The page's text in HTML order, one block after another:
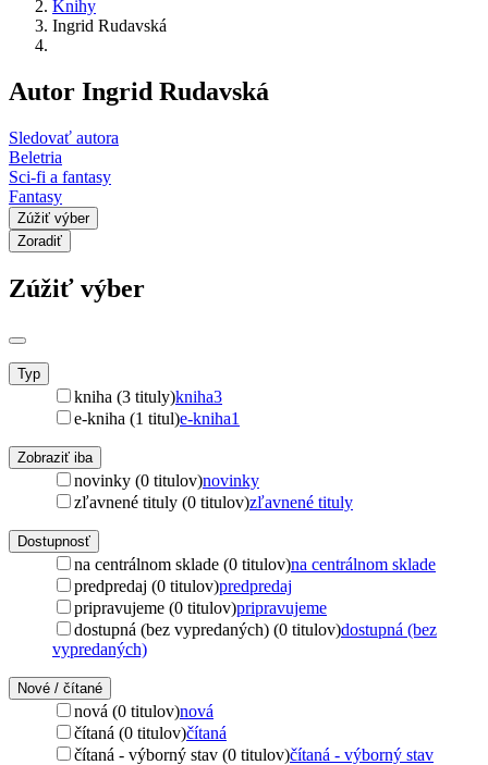
Knihy
Ingrid Rudavská
Autor Ingrid Rudavská
Sledovať autora
Beletria
Sci-fi a fantasy
Fantasy
Zúžiť výber
Zoradiť
Zúžiť výber
Typ
kniha (3 tituly)kniha3
e-kniha (1 titul)e-kniha1
Zobraziť iba
novinky (0 titulov)novinky
zľavnené tituly (0 titulov)zľavnené tituly
Dostupnosť
na centrálnom sklade (0 titulov)na centrálnom sklade
predpredaj (0 titulov)predpredaj
pripravujeme (0 titulov)pripravujeme
dostupná (bez vypredaných) (0 titulov)dostupná (bez
vypredaných)
Nové / čítané
nová (0 titulov)nová
čítaná (0 titulov)čítaná
čítaná - výborný stav (0 titulov)čítaná - výborný stav